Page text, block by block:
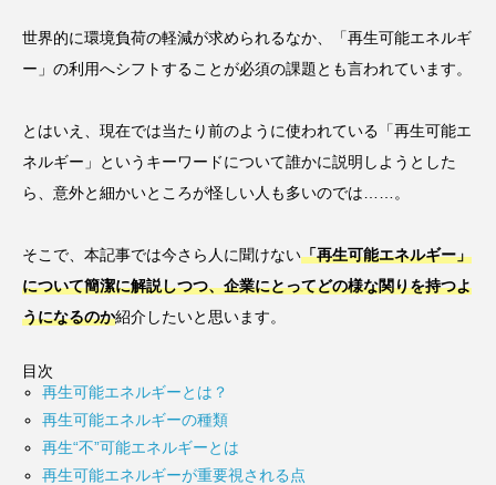
世界的に環境負荷の軽減が求められるなか、「再生可能エネルギ
ー」の利用へシフトすることが必須の課題とも言われています。
とはいえ、現在では当たり前のように使われている「再生可能エ
ネルギー」というキーワードについて誰かに説明しようとした
ら、意外と細かいところが怪しい人も多いのでは……。
そこで、本記事では今さら人に聞けない「再生可能エネルギー」
について簡潔に解説しつつ、企業にとってどの様な関りを持つよ
うになるのか紹介したいと思います。
目次
再生可能エネルギーとは？
再生可能エネルギーの種類
再生“不”可能エネルギーとは
再生可能エネルギーが重要視される点